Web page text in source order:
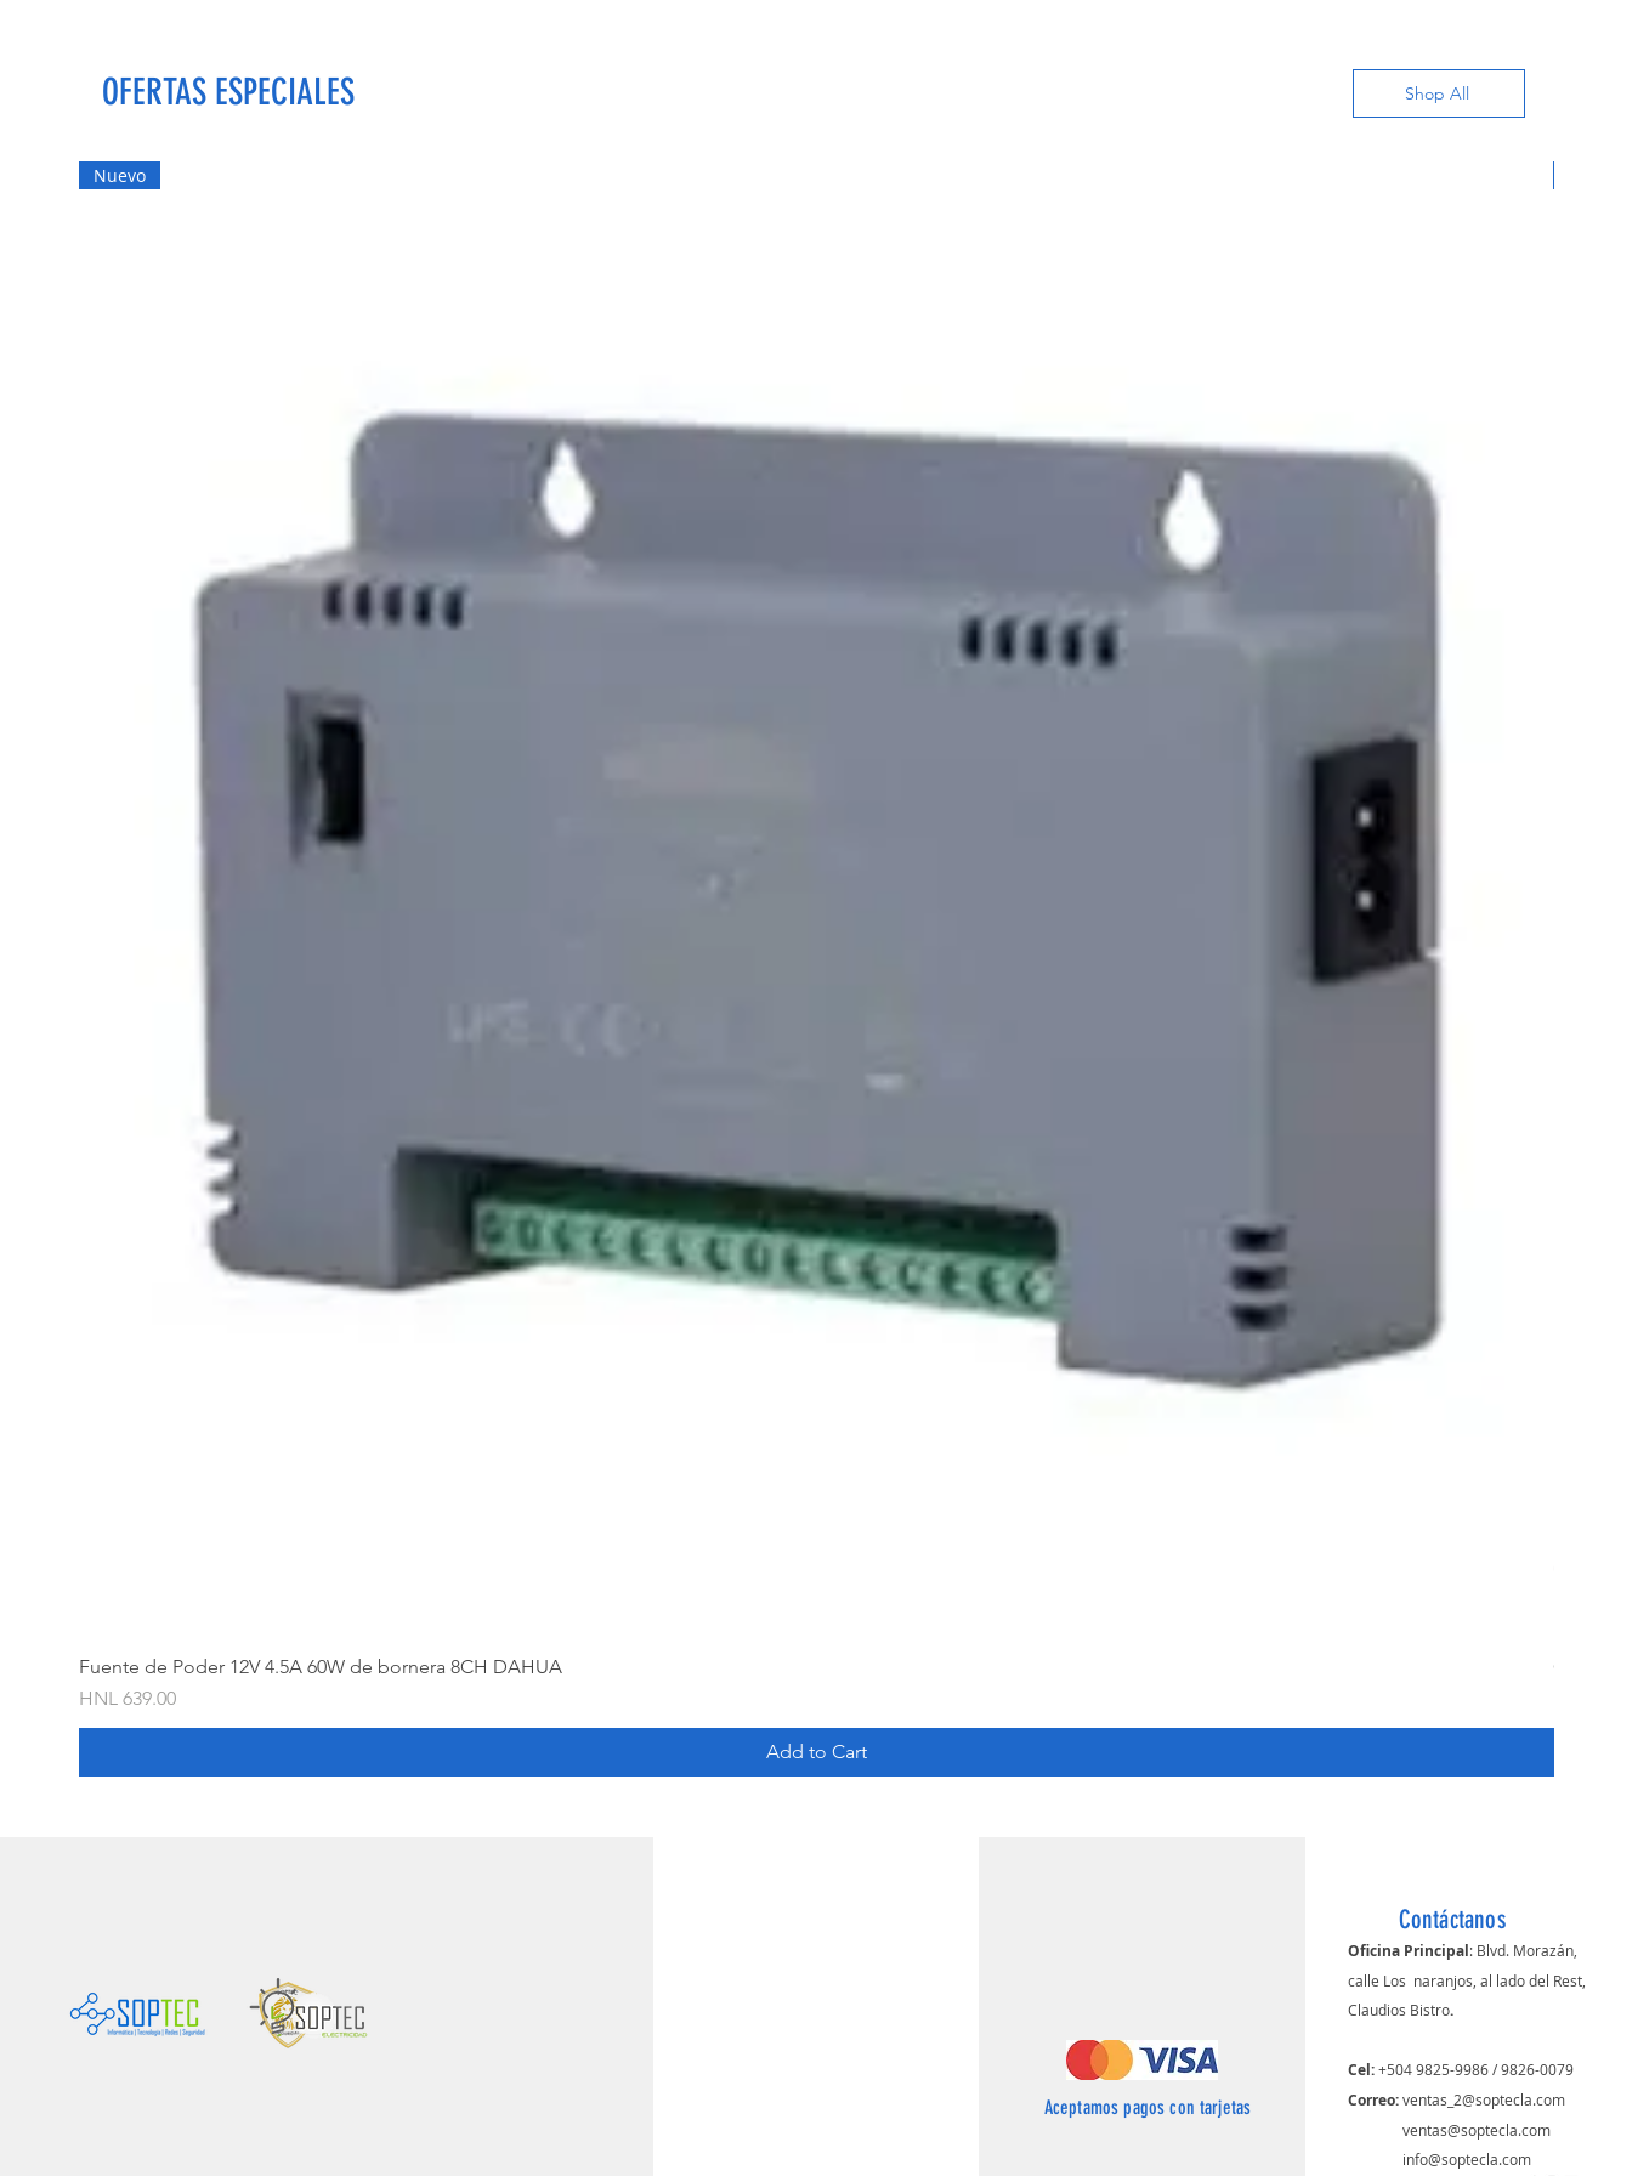
OFERTAS ESPECIALES Shop All
Nuevo
Fuente de Poder 12V 4.5A 60W de bornera 8CH DAHUA
Price
HNL 639.00
Add to Cart
Camara
Aceptamos pagos con tarjetas
Contáctanos
Oficina Principal: Blvd. Morazán,
calle Los naranjos, al lado del Rest,
Claudios Bistro.
Cel:+504 9825-9986 / 9826-0079
Correo: ​ventas_2@soptecla.com
ventas@soptecla.com
info@soptecla.com